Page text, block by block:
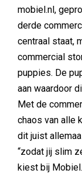
mobiel.nl,
derde
centraal staat,
commercial
puppies. De
aan waardoor
Met de
chaos van alle
dit juist
“zodat jij slim
kiest bij